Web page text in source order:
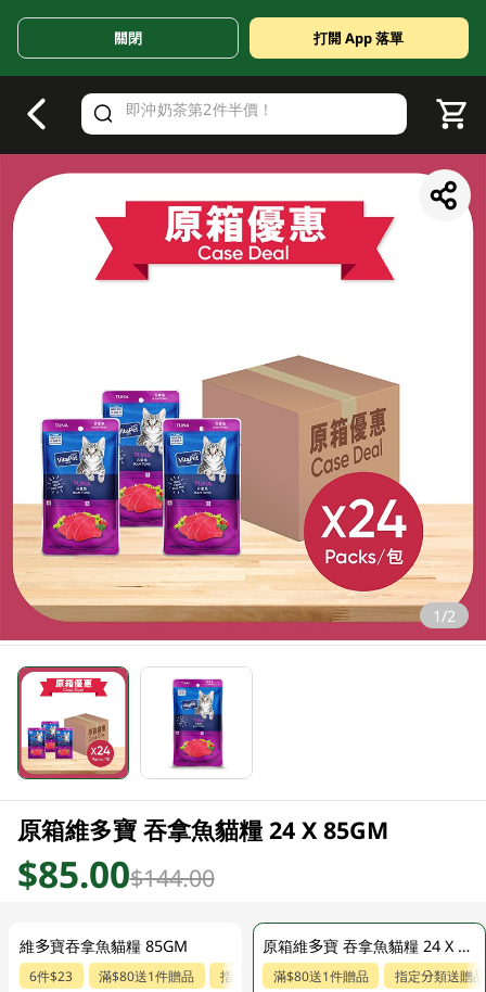
Valid Until 30 June 2026
關閉 打開 App 落單
1/2
原箱維多寶 吞拿魚貓糧 24 X 85GM
$85.00$144.00
維多寶吞拿魚貓糧 85GM
6件$23 滿$80送1件贈品 指定分類送贈品
原箱維多寶 吞拿魚貓糧 24 X 85GM
滿$80送1件贈品 指定分類送贈品